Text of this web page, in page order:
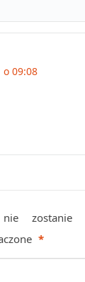
o 09:08
zostanie
*